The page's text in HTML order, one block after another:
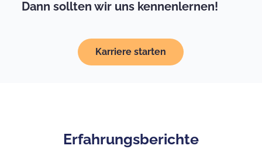
Dann sollten wir uns kennenlernen!
Karriere starten
Erfahrungsberichte